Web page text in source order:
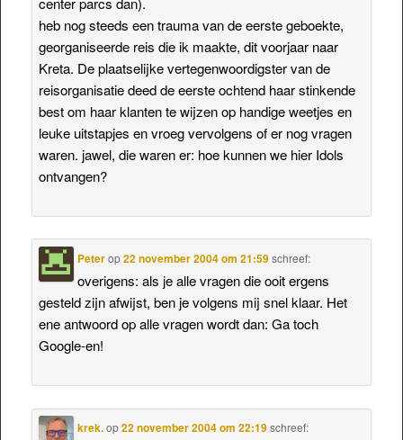
heb nog steeds een trauma van de eerste geboekte,
georganiseerde reis die ik maakte, dit voorjaar naar
Kreta. De plaatselijke vertegenwoordigster van de
reisorganisatie deed de eerste ochtend haar stinkende
best om haar klanten te wijzen op handige weetjes en
leuke uitstapjes en vroeg vervolgens of er nog vragen
waren. jawel, die waren er: hoe kunnen we hier Idols
ontvangen?
Peterop22 november 2004 om 21:59 schreef:
overigens: als je alle vragen die ooit ergens
gesteld zijn afwijst, ben je volgens mij snel klaar. Het
ene antwoord op alle vragen wordt dan: Ga toch
Google-en!
krek.op22 november 2004 om 22:19 schreef: